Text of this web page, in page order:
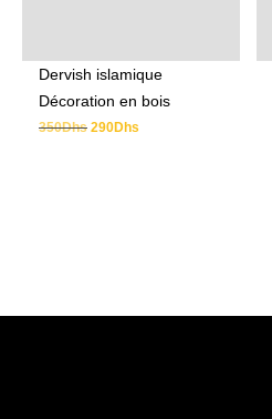
Dervish islamique
Décoration en bois
350Dhs 290Dhs